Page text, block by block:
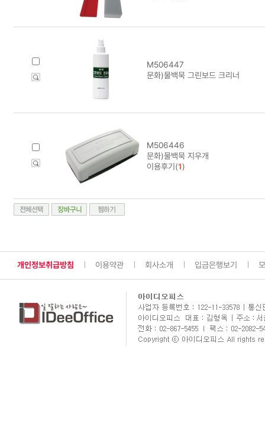
M506447
문화)물백묵 그린보드 크리너
M506446
문화)물백묵 지우개
이용후기(1)
개인정보취급방침 이용약관 회사소개 입금은행보기